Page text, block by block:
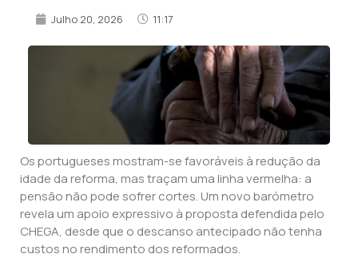
Julho 20, 2026 11:17
Os portugueses mostram-se favoráveis à redução da
idade da reforma, mas traçam uma linha vermelha: a
pensão não pode sofrer cortes. Um novo barómetro
revela um apoio expressivo à proposta defendida pelo
CHEGA, desde que o descanso antecipado não tenha
custos no rendimento dos reformados.